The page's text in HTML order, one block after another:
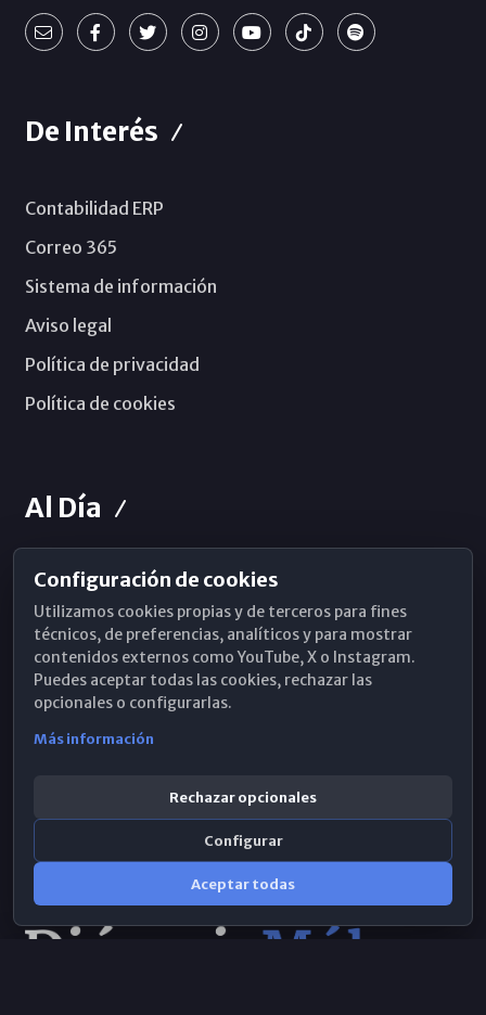
De Interés
Contabilidad ERP
Correo 365
Sistema de información
Aviso legal
Política de privacidad
Política de cookies
Al Día
Horarios de Misa
Hemeroteca
WhatsApp
Configuración de cookies
Utilizamos cookies propias y de terceros para fines
técnicos, de preferencias, analíticos y para mostrar
contenidos externos como YouTube, X o Instagram.
Puedes aceptar todas las cookies, rechazar las
opcionales o configurarlas.
Más información
Rechazar opcionales
Configurar
Aceptar todas